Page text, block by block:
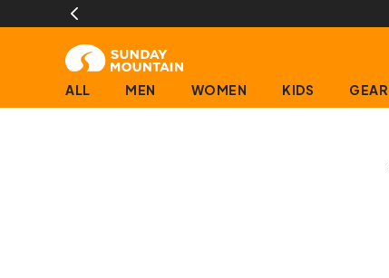
即日発送(営業日に限ります)
ALL MEN WOMEN KIDS GEAR